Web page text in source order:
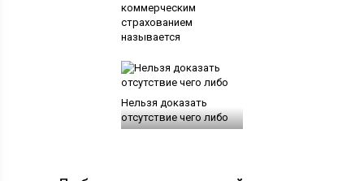
коммерческим
страхованием
называется
Нельзя доказать
отсутствие чего либо